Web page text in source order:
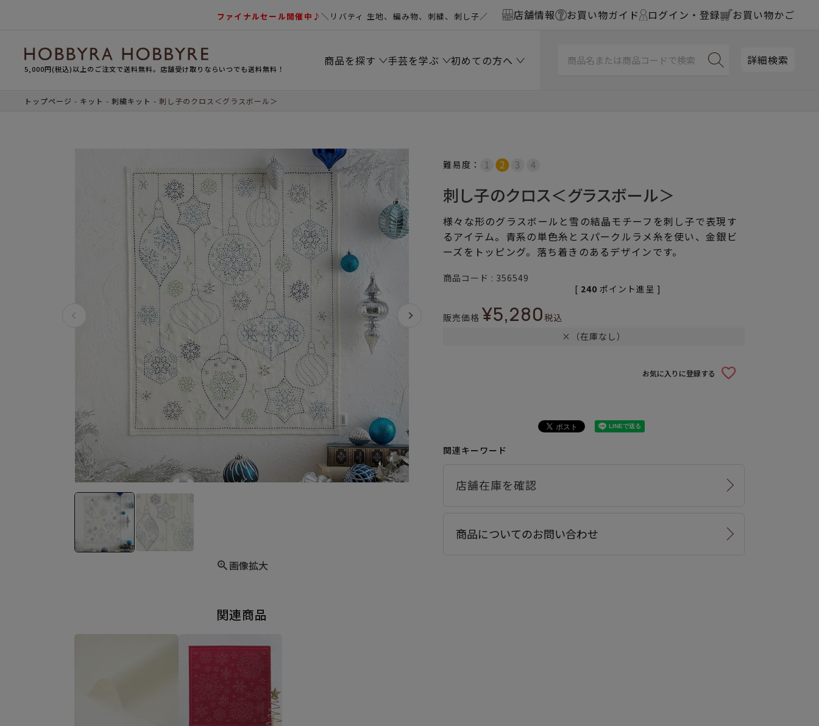
ファイナルセール開催中♪＼リバティ 生地、編み物、刺繍、刺し子／ 店舗情報 お買い物ガイド ログイン・登録 お買い物かご
5,000円(税込)以上のご注文で送料無料。店舗受け取りならいつでも送料無料！
商品を探す 手芸を学ぶ 初めての方へ 詳細検索
トップページ キット 刺繍キット 刺し子のクロス＜グラスボール＞
画像拡大
関連商品
難易度：
刺し子のクロス＜グラスボール＞
様々な形のグラスボールと雪の結晶モチーフを刺し子で表現す
るアイテム。青系の単色糸とスパークルラメ糸を使い、金銀ビ
ーズをトッピング。落ち着きのあるデザインです。
商品コード 356549
販売価格 ¥5,280税込
[ 240 ポイント進呈 ]
×（在庫なし）
お気に入りに登録する
関連キーワード
商品についてのお問い合わせ